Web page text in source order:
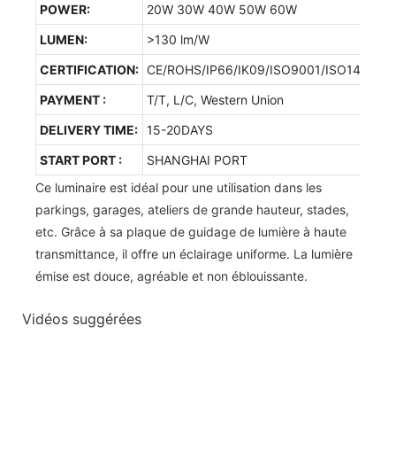
POWER:
20W 30W 40W 50W 60W
LUMEN:
>130 lm/W
CERTIFICATION: CE/ROHS/IP66/IK09/ISO9001/ISO14001/
PAYMENT :
T/T, L/C, Western Union
DELIVERY TIME: 15-20DAYS
START PORT :
SHANGHAI PORT
Ce luminaire est idéal pour une utilisation dans les
parkings, garages, ateliers de grande hauteur, stades,
etc. Grâce à sa plaque de guidage de lumière à haute
transmittance, il offre un éclairage uniforme. La lumière
émise est douce, agréable et non éblouissante.
Vidéos suggérées